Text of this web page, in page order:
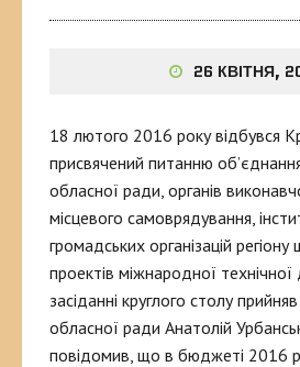
26 КВІТНЯ,
18 лютого 2016 року відбувся
присвячений питанню
обласної ради, органів
місцевого самоврядування,
громадських організацій регіону
проектів міжнародної
засіданні круглого столу
обласної ради Анатолій
повідомив, що в бюджеті 2016